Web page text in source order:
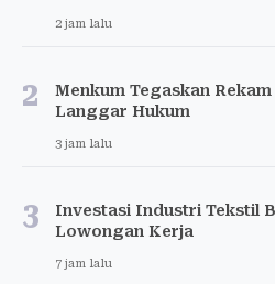
2 jam lalu
2
Menkum Tegaskan
Langgar Hukum
3 jam lalu
3
Investasi Industri Tekstil
Lowongan Kerja
7 jam lalu